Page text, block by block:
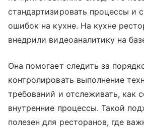
стандартизировать процессы и
ошибок на кухне. На кухне
внедрили видеоаналитику на
Она помогает следить за
контролировать выполнение
требований и отслеживать, как
внутренние процессы. Такой
полезен для ресторанов, где